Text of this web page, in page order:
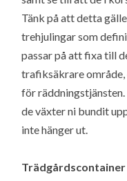
Tänk på att detta
trehjulingar som
passar på att fixa till
trafiksäkrare
för
de växter ni bundit
inte hänger ut.
Trädgårdscontainer